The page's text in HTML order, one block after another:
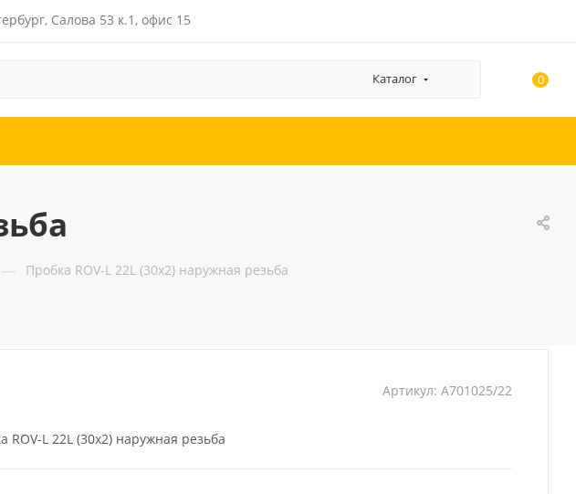
Салова 53 к.1, офис 15
Каталог 0
— Пробка ROV-L 22L (30x2) наружная резьба
Артикул: A701025/22
ROV-L 22L (30x2) наружная резьба